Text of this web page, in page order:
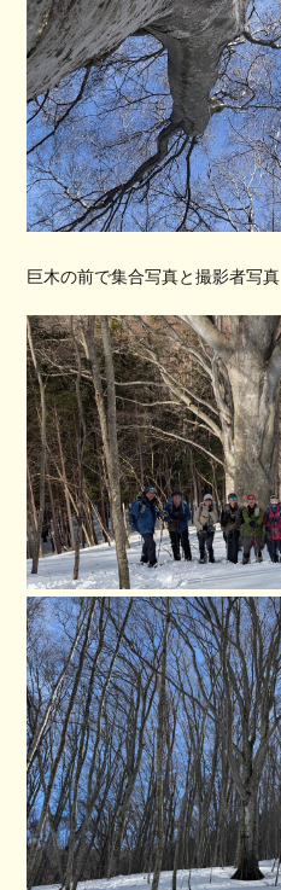
巨木の前で集合写真と撮影者写真